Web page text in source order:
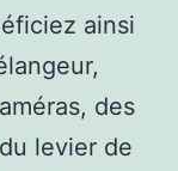
ainsi
des
levier de